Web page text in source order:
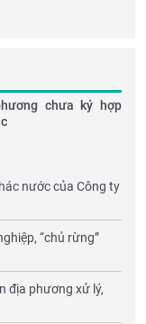
chưa ký hợp
nước của Công ty
“chủ rừng”
địa phương xử lý,